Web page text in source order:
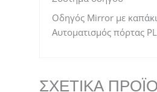
Οδηγός Mirror με
Αυτοματισμός πόρτας
ΣΧΕΤΙΚΆ